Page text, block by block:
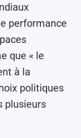
performance
que « le
à la
politiques
plusieurs